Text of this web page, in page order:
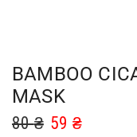
BAMBOO
MASK
80₴ 59 ₴